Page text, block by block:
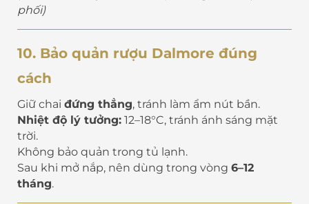
phối)
10. Bảo quản rượu Dalmore đúng
cách
Giữ chai đứng thẳng, tránh làm ẩm nút bần.
Nhiệt độ lý tưởng: 12–18°C, tránh ánh sáng mặt
trời.
Không bảo quản trong tủ lạnh.
Sau khi mở nắp, nên dùng trong vòng 6–12
tháng.